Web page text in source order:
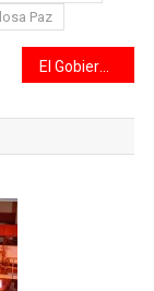
Paz
El Gobierno oficializó la designación de Scioli y confirmó que trabajará “ad honorem”